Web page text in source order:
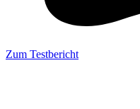
Zum Testbericht